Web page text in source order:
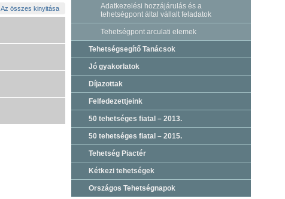
Az összes kinyitása
Adatkezelési hozzájárulás és a
tehetségpont által vállalt feladatok
Tehetségpont arculati elemek
Tehetségsegítő Tanácsok
Jó gyakorlatok
Díjazottak
Felfedezettjeink
50 tehetséges fiatal – 2013.
50 tehetséges fiatal – 2015.
Tehetség Piactér
Kétkezi tehetségek
Országos Tehetségnapok